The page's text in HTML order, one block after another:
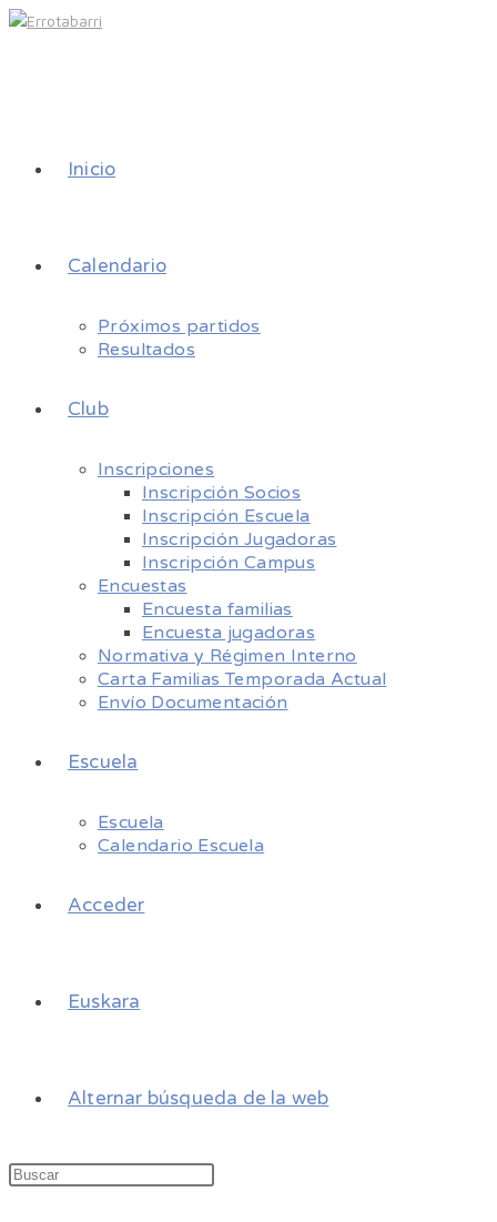
Inicio
Calendario
Próximos partidos
Resultados
Club
Inscripciones
Inscripción Socios
Inscripción Escuela
Inscripción Jugadoras
Inscripción Campus
Encuestas
Encuesta familias
Encuesta jugadoras
Normativa y Régimen Interno
Carta Familias Temporada Actual
Envío Documentación
Escuela
Escuela
Calendario Escuela
Acceder
Euskara
Alternar búsqueda de la web